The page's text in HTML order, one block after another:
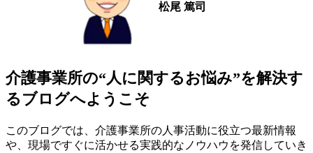
松尾 篤司
介護事業所の“人に関するお悩み”を解決す
るブログへようこそ
このブログでは、介護事業所の人事活動に役立つ最新情報
や、現場ですぐに活かせる実践的なノウハウを発信していき